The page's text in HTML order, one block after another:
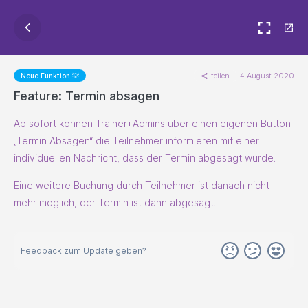
Neue Funktion 💡 teilen 4 August 2020
Feature: Termin absagen
Ab sofort können Trainer+Admins über einen eigenen Button
„Termin Absagen“ die Teilnehmer informieren mit einer
individuellen Nachricht, dass der Termin abgesagt wurde.
Eine weitere Buchung durch Teilnehmer ist danach nicht
mehr möglich, der Termin ist dann abgesagt.
Feedback zum Update geben?